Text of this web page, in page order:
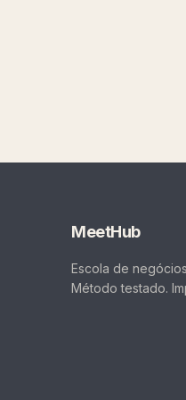
MeetHub
Escola de
Método testado.